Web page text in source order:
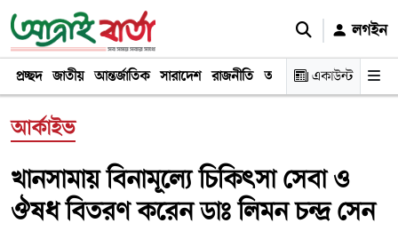
লগইন
প্রচ্ছদ জাতীয় আন্তর্জাতিক সারাদেশ রাজনীতি অর্থনীতি খেলা বিনোদন
একাউন্ট
আর্কাইভ
খানসামায় বিনামূল্যে চিকিৎসা সেবা ও
ঔষধ বিতরণ করেন ডাঃ লিমন চন্দ্র সেন